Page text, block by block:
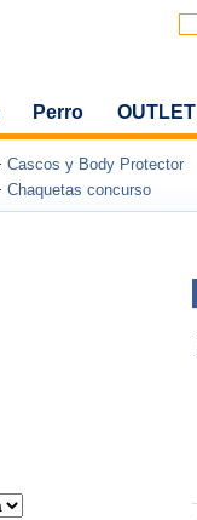
Perro OUTLET
Cascos y Body Protector
Chaquetas concurso